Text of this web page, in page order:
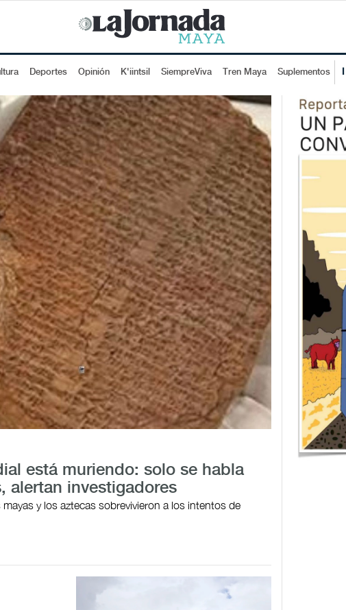
Deportes Opinión K'iintsil SiempreViva Tren Maya Suplementos
está muriendo: solo se habla
alertan investigadores
y los aztecas sobrevivieron a los intentos de